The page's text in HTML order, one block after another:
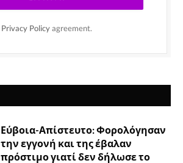
Privacy Policy agreement.
Εύβοια-Απίστευτο: Φορολόγησαν
την εγγονή και της έβαλαν
πρόστιμο γιατί δεν δήλωσε το